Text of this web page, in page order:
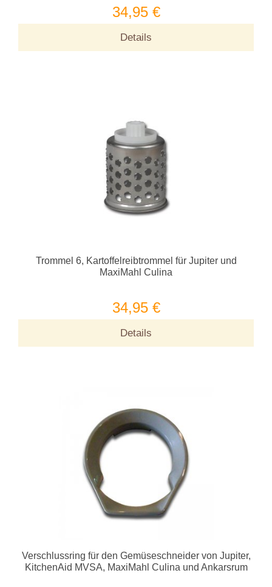
34,95 €
Details
Trommel 6, Kartoffelreibtrommel für Jupiter und
MaxiMahl Culina
34,95 €
Details
Verschlussring für den Gemüseschneider von Jupiter,
KitchenAid MVSA, MaxiMahl Culina und Ankarsrum